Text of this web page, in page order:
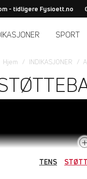
- tidligere Fysioett.no
SPORT
Hjem INDIKASJONER
TENS